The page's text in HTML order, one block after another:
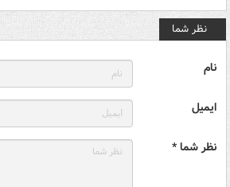
نظر شما
نام
ایمیل
نظر شما *